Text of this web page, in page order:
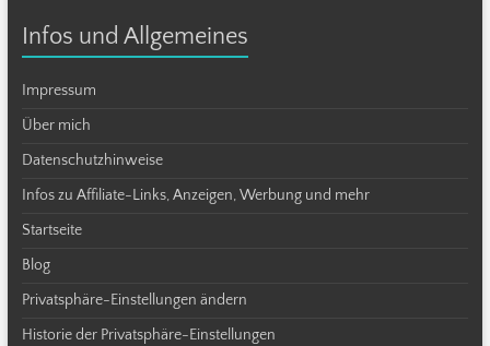
Infos und Allgemeines
Impressum
Über mich
Datenschutzhinweise
Infos zu Affiliate-Links, Anzeigen, Werbung und mehr
Startseite
Blog
Privatsphäre-Einstellungen ändern
Historie der Privatsphäre-Einstellungen